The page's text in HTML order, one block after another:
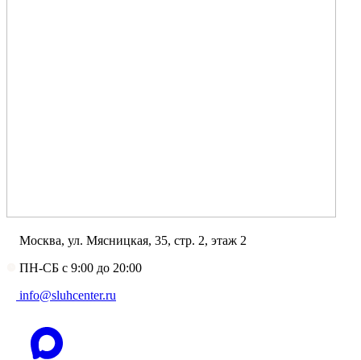
Москва, ул. Мясницкая, 35, стр. 2, этаж 2
ПН-СБ с 9:00 до 20:00
info@sluhcenter.ru